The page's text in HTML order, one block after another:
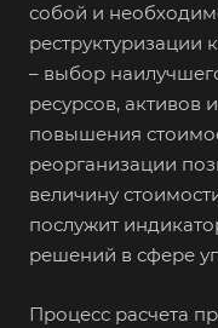
собой и
реструктуризации
– выбор
ресурсов, активов
повышения
реорганизации
величину
послужит
решений в сфере
Процесс расчета